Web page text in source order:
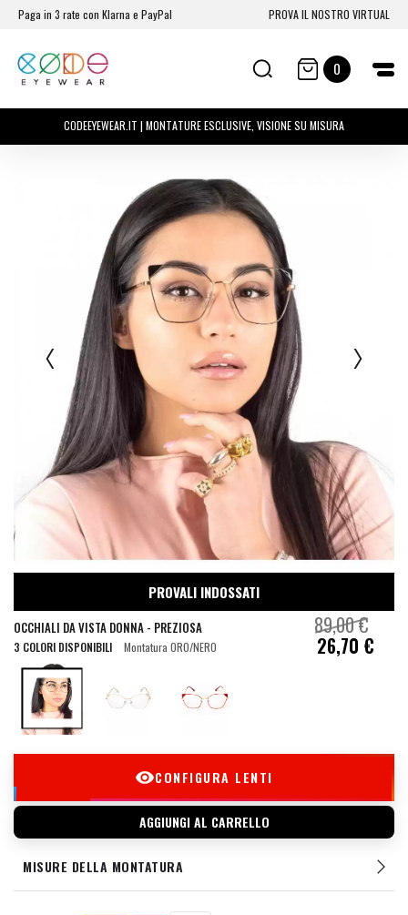
Paga in 3 rate con Klarna e PayPal PROVA IL NOSTRO VIRTUAL
0
CODEEYEWEAR.IT | MONTATURE ESCLUSIVE, VISIONE SU MISURA
PROVALI INDOSSATI
OCCHIALI DA VISTA DONNA - PREZIOSA 89,00 €
26,70 €
3 COLORI DISPONIBILI Montatura ORO/NERO
MISURE DELLA MONTATURA
CONFIGURA LENTI
AGGIUNGI AL CARRELLO